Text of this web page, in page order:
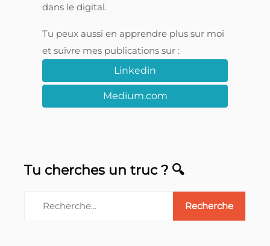
dans le digital.
Tu peux aussi en apprendre plus sur moi
et suivre mes publications sur :
Linkedin
Medium.com
Tu cherches un truc ? 🔍